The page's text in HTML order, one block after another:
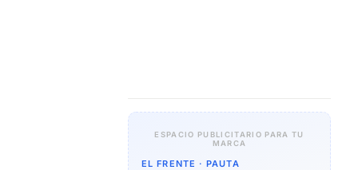
ESPACIO PUBLICITARIO PARA TU
MARCA
EL FRENTE · PAUTA